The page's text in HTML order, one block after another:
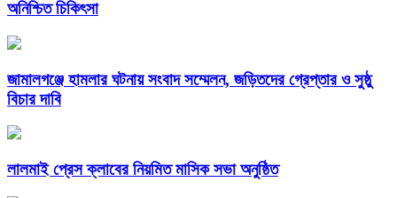
অনিশ্চিত চিকিৎসা
জামালগঞ্জে হামলার ঘটনায় সংবাদ সম্মেলন, জড়িতদের গ্রেপ্তার ও সুষ্ঠু
বিচার দাবি
লালমাই প্রেস ক্লাবের নিয়মিত মাসিক সভা অনুষ্ঠিত